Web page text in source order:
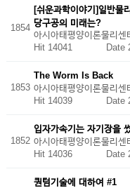
1854
[쉬운과학이야기]일반물
당구공의 미래는?
아시아태평양이론물리센
Hit 14041
Date
1853
The Worm Is Back
아시아태평양이론물리센
Hit 14039 Date
1852
입자가속기는 자기장을
아시아태평양이론물리센
Hit 14036 Date
퀀텀기술에 대하여 #1